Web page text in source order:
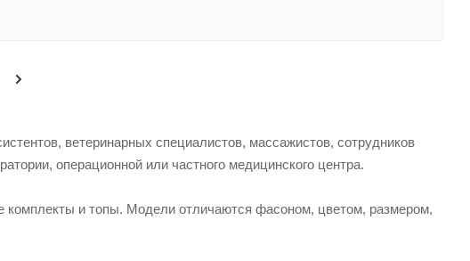
ветеринарных специалистов, массажистов, сотрудников
операционной или частного медицинского центра.
комплекты и топы. Модели отличаются фасоном, цветом, размером,